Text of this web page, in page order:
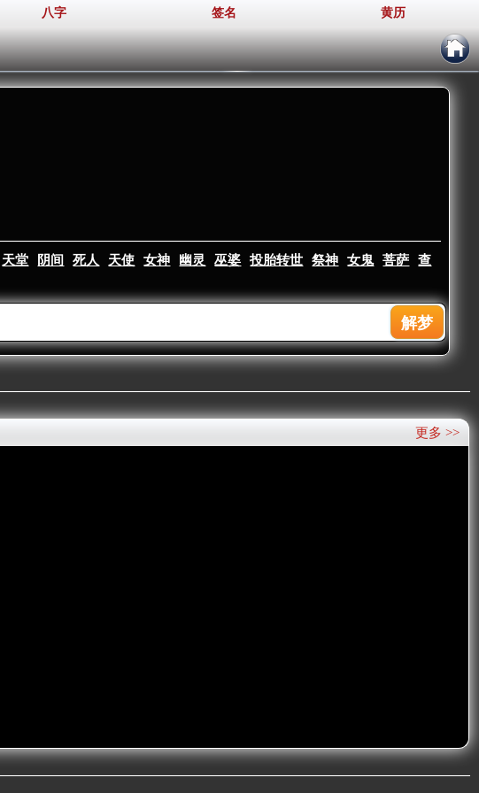
八字 签名 黄历
天堂 阴间 死人 天使 女神 幽灵 巫婆 投胎转世 祭神 女鬼 菩萨
查
更多 >>